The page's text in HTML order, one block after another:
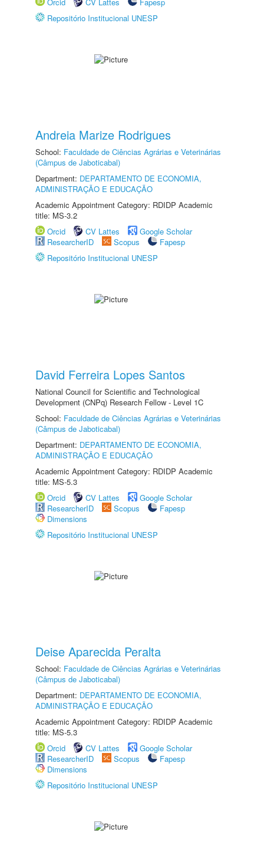
Repositório Institucional UNESP
Andreia Marize Rodrigues
School: Faculdade de Ciências Agrárias e Veterinárias
(Câmpus de Jaboticabal)
Department: DEPARTAMENTO DE ECONOMIA,
ADMINISTRAÇÃO E EDUCAÇÃO
Academic Appointment Category: RDIDP Academic
title: MS-3.2
Orcid
CV Lattes
Google Scholar
ResearcherID
Scopus
Fapesp
Repositório Institucional UNESP
David Ferreira Lopes Santos
National Council for Scientific and Technological
Development (CNPq) Research Fellow - Level 1C
School: Faculdade de Ciências Agrárias e Veterinárias
(Câmpus de Jaboticabal)
Department: DEPARTAMENTO DE ECONOMIA,
ADMINISTRAÇÃO E EDUCAÇÃO
Academic Appointment Category: RDIDP Academic
title: MS-5.3
Orcid
CV Lattes
Google Scholar
ResearcherID
Scopus
Fapesp
Dimensions
Repositório Institucional UNESP
Deise Aparecida Peralta
School: Faculdade de Ciências Agrárias e Veterinárias
(Câmpus de Jaboticabal)
Department: DEPARTAMENTO DE ECONOMIA,
ADMINISTRAÇÃO E EDUCAÇÃO
Academic Appointment Category: RDIDP Academic
title: MS-5.3
Orcid
CV Lattes
Google Scholar
ResearcherID
Scopus
Fapesp
Dimensions
Repositório Institucional UNESP